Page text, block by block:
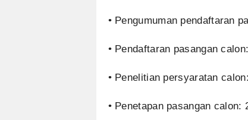
• Pengumuman pendaftaran
• Pendaftaran pasangan
• Penelitian persyaratan
• Penetapan pasangan calon: